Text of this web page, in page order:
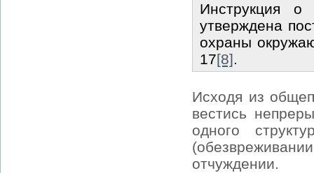
Инструкция о
утверждена
охраны
17[8].
Исходя из
вестись
одного
отчуждении.